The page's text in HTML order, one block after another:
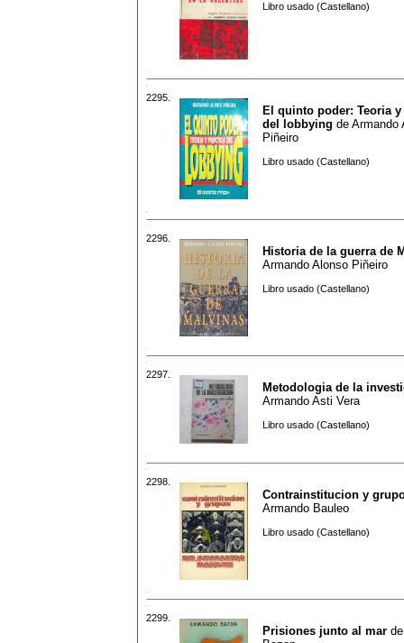
Libro usado (Castellano)
2295.
El quinto poder: Teoria
del lobbying de Armando
Piñeiro
Libro usado (Castellano)
2296.
Historia de la guerra de
Armando Alonso Piñeiro
Libro usado (Castellano)
2297.
Metodologia de la
Armando Asti Vera
Libro usado (Castellano)
2298.
Contrainstitucion y
Armando Bauleo
Libro usado (Castellano)
2299.
Prisiones junto al mar